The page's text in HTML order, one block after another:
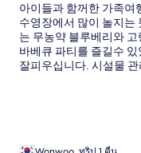
아이들과 함꺼한 가족여
수영장에서 많이 놀지는
는 무농약 블루베리와
바베큐 파티를 즐길수
잘피우십니다. 시설물